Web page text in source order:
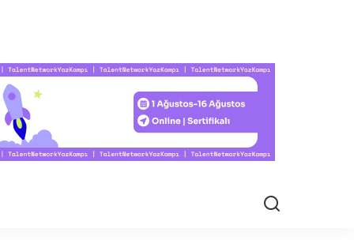
HAYAT